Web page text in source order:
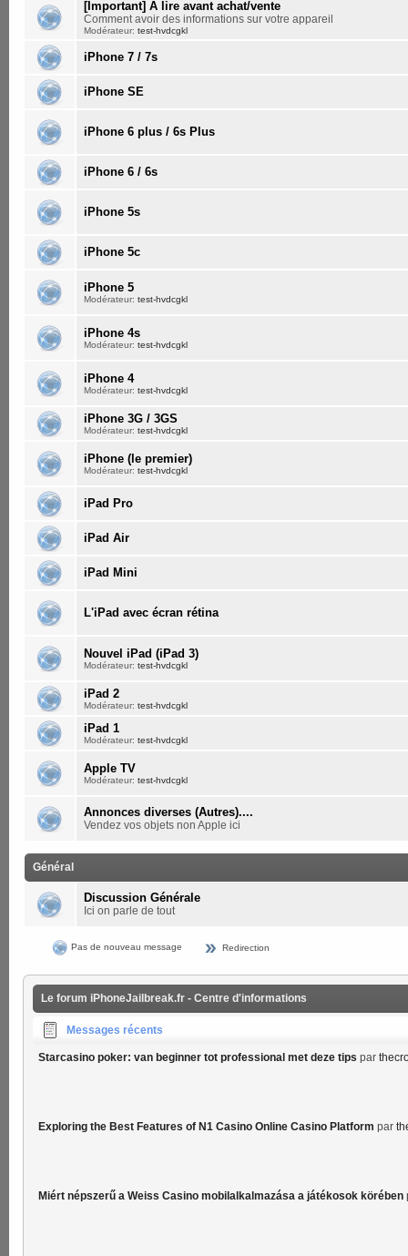
[Important] A lire avant achat/vente
Comment avoir des informations sur votre appareil
Modérateur:test-hvdcgkl
iPhone 7 / 7s
iPhone SE
iPhone 6 plus / 6s Plus
iPhone 6 / 6s
iPhone 5s
iPhone 5c
iPhone 5
Modérateur:test-hvdcgkl
iPhone 4s
Modérateur:test-hvdcgkl
iPhone 4
Modérateur:test-hvdcgkl
iPhone 3G / 3GS
Modérateur:test-hvdcgkl
iPhone (le premier)
Modérateur:test-hvdcgkl
iPad Pro
iPad Air
iPad Mini
L'iPad avec écran rétina
Nouvel iPad (iPad 3)
Modérateur:test-hvdcgkl
iPad 2
Modérateur:test-hvdcgkl
iPad 1
Modérateur:test-hvdcgkl
Apple TV
Modérateur:test-hvdcgkl
Annonces diverses (Autres)....
Vendez vos objets non Apple ici
Général
Discussion Générale
Ici on parle de tout
Pas de nouveau message Redirection
Le forum iPhoneJailbreak.fr - Centre d'informations
Messages récents
Starcasino poker: van beginner tot professional met deze tips par
Exploring the Best Features of N1 Casino Online Casino Platform par
Miért népszerű a Weiss Casino mobilalkalmazása a játékosok körében